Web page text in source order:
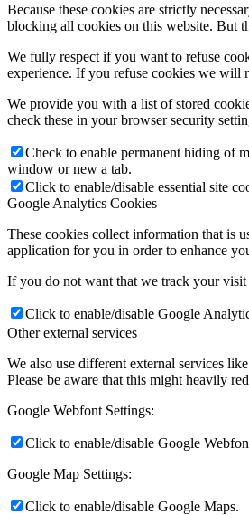
Because these cookies are strictly
blocking all cookies on this website. But
We fully respect if you want to refuse
experience. If you refuse cookies we will
We provide you with a list of stored
check these in your browser security
Check to enable permanent hiding of
window or new a tab.
Click to enable/disable essential site
Google Analytics Cookies
These cookies collect information that is
application for you in order to enhance
If you do not want that we track your
Click to enable/disable Google
Other external services
We also use different external services
Please be aware that this might heavily
Google Webfont Settings:
Click to enable/disable Google
Google Map Settings:
Click to enable/disable Google Maps.